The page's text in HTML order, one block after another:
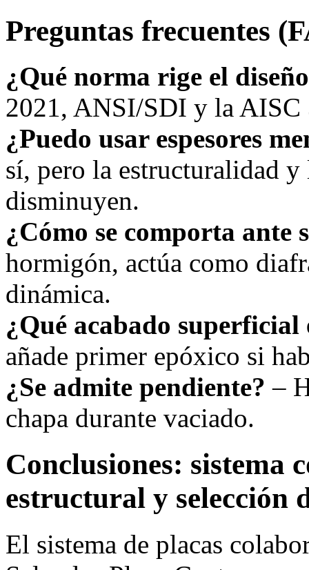
Preguntas frecuentes
¿Qué norma rige el
2021, ANSI/SDI y la AISC
¿Puedo usar espesores
sí, pero la estructuralidad
disminuyen.
¿Cómo se comporta ante
hormigón, actúa como
dinámica.
¿Qué acabado superficial
añade primer epóxico si
¿Se admite pendiente? –
chapa durante vaciado.
Conclusiones: sistema
estructural y selección
El sistema de placas